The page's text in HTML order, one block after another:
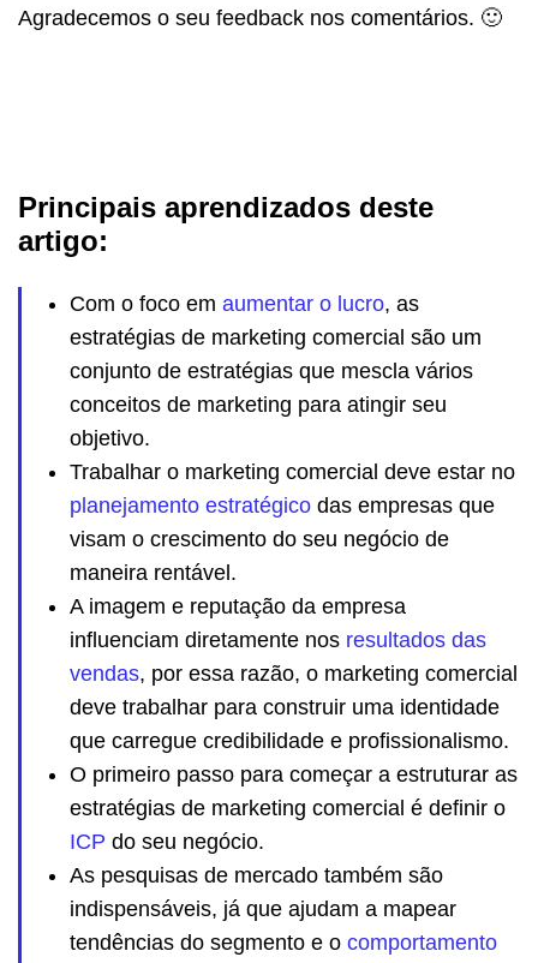
Agradecemos o seu feedback nos comentários. 🙂
Principais aprendizados deste
artigo:
Com o foco em aumentar o lucro, as
estratégias de marketing comercial são um
conjunto de estratégias que mescla vários
conceitos de marketing para atingir seu
objetivo.
Trabalhar o marketing comercial deve estar no
planejamento estratégico das empresas que
visam o crescimento do seu negócio de
maneira rentável.
A imagem e reputação da empresa
influenciam diretamente nos resultados das
vendas, por essa razão, o marketing comercial
deve trabalhar para construir uma identidade
que carregue credibilidade e profissionalismo.
O primeiro passo para começar a estruturar as
estratégias de marketing comercial é definir o
ICP do seu negócio.
As pesquisas de mercado também são
indispensáveis, já que ajudam a mapear
tendências do segmento e o comportamento